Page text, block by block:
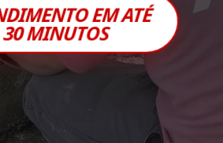
EM ATÉ
30 MINUTOS